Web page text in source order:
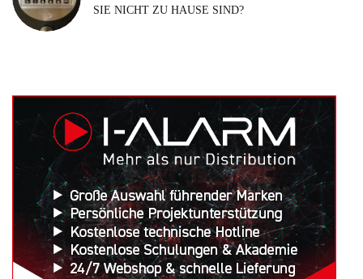
SIE NICHT ZU HAUSE SIND?